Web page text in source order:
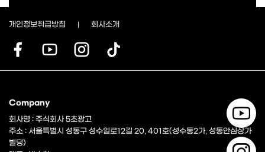
개인정보취급방침 회사소개
Company
회사명 : 주식회사 5초광고
주소 : 서울특별시 성동구 성수일로12길 20, 401호(성수동2가, 성동안심상가
빌딩)